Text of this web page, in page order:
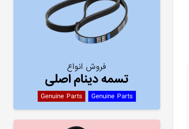
فروش انواع
تسمه دینام اصلی
Genuine Parts Genuine Parts